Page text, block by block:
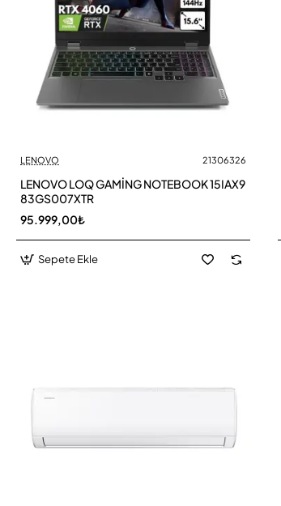
LENOVO 21306326
LENOVO LOQ GAMİNG NOTEBOOK 15IAX9
83GS007XTR
95.999,00₺
Sepete Ekle